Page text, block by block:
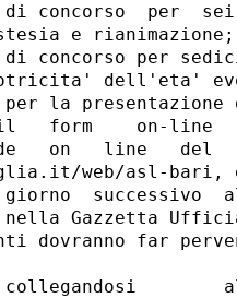
concorso  per
e
concorso per
dell'eta'
la presentazione
form    on-line
on   line
web/asl-
giorno  successivo
nella Gazzetta
dovranno far